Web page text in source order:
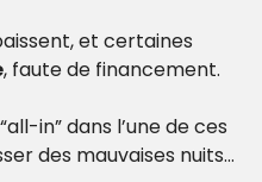
et certaines
, faute de financement.
in” dans l’une de ces
des mauvaises nuits…